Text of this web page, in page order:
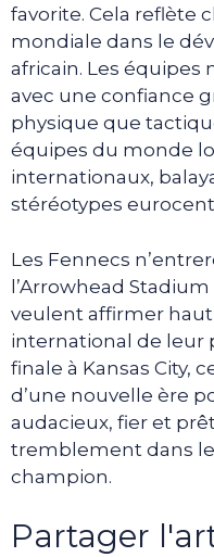
favorite. Cela reflète
mondiale dans le
africain. Les équipes
avec une confiance
physique que
équipes du monde
internationaux,
stéréotypes
Les Fennecs
l’Arrowhead
veulent affirmer
international de leur
finale à Kansas City,
d’une nouvelle ère
audacieux, fier et
tremblement dans
champion.
Partager